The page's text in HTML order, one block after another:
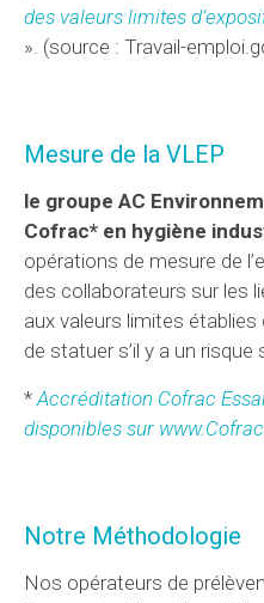
des valeurs limites
». (source : Travail-
Mesure de la VLEP
le groupe AC
Cofrac* en hygiène
opérations de mesure de
des collaborateurs sur les
aux valeurs limites
de statuer s’il y a un risque
* Accréditation Cofrac
disponibles sur
Notre Méthodologie
Nos opérateurs de